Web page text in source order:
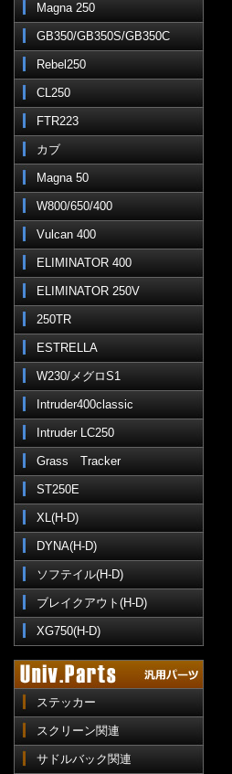
Magna 250
GB350/GB350S/GB350C
Rebel250
CL250
FTR223
カブ
Magna 50
W800/650/400
Vulcan 400
ELIMINATOR 400
ELIMINATOR 250V
250TR
ESTRELLA
W230/メグロS1
Intruder400classic
Intruder LC250
Grass Tracker
ST250E
XL(H-D)
DYNA(H-D)
ソフテイル(H-D)
ブレイクアウト(H-D)
XG750(H-D)
ステッカー
スクリーン関連
サドルバック関連